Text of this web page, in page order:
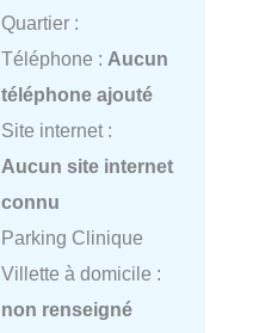
Quartier :
Téléphone : Aucun
téléphone ajouté
Site internet :
Aucun site internet
connu
Parking Clinique
Villette à domicile :
non renseigné